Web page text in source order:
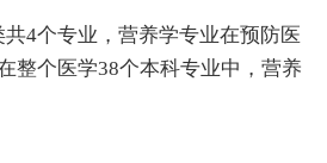
4个专业，营养学专业在预防医
整个医学38个本科专业中，营养